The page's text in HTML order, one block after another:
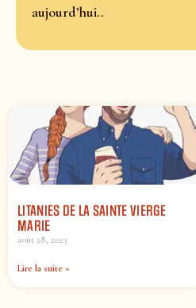
aujourd’hui..
LITANIES DE LA SAINTE VIERGE
MARIE
août 28, 2023
Lire la suite »